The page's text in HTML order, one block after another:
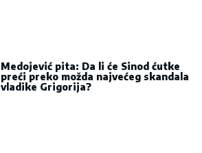
Medojević pita: Da li će Sinod ćutke
preći preko možda najvećeg skandala
vladike Grigorija?